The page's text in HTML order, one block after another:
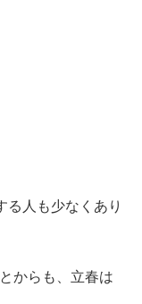
る人も少なくあり
からも、立春は